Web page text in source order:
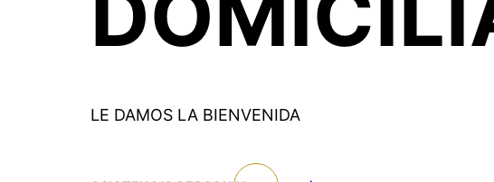
DE PERSONA A PERSONA